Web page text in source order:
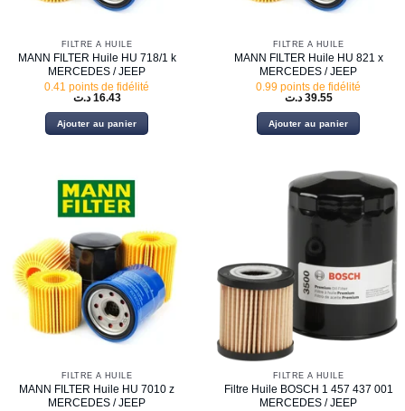
FILTRE À HUILE
MANN FILTER Huile HU 718/1 k
MERCEDES / JEEP
0.41 points de fidélité
16.43 د.ت
Ajouter au panier
FILTRE À HUILE
MANN FILTER Huile HU 821 x
MERCEDES / JEEP
0.99 points de fidélité
39.55 د.ت
Ajouter au panier
FILTRE À HUILE
MANN FILTER Huile HU 7010 z
MERCEDES / JEEP
FILTRE À HUILE
Filtre Huile BOSCH 1 457 437 001
MERCEDES / JEEP